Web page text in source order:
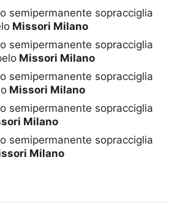
semipermanente sopracciglia
Missori Milano
semipermanente sopracciglia
Missori Milano
semipermanente sopracciglia
Missori Milano
semipermanente sopracciglia
Milano
semipermanente sopracciglia
Milano